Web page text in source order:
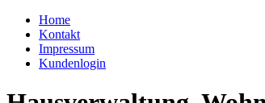
Home
Kontakt
Impressum
Kundenlogin